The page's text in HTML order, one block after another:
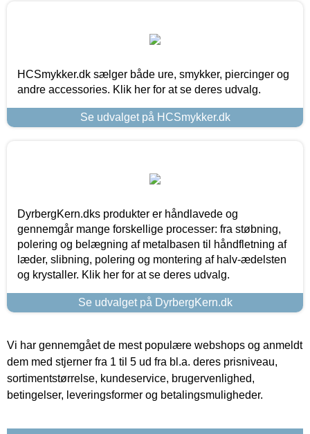
HCSmykker.dk sælger både ure, smykker, piercinger og
andre accessories. Klik her for at se deres udvalg.
Se udvalget på HCSmykker.dk
DyrbergKern.dks produkter er håndlavede og
gennemgår mange forskellige processer: fra støbning,
polering og belægning af metalbasen til håndfletning af
læder, slibning, polering og montering af halv-ædelsten
og krystaller. Klik her for at se deres udvalg.
Se udvalget på DyrbergKern.dk
Vi har gennemgået de mest populære webshops og anmeldt
dem med stjerner fra 1 til 5 ud fra bl.a. deres prisniveau,
sortimentstørrelse, kundeservice, brugervenlighed,
betingelser, leveringsformer og betalingsmuligheder.